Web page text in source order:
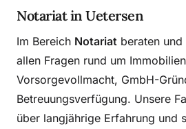
Notariat in Uetersen
Im Bereich Notariat beraten
allen Fragen rund um
Vorsorgevollmacht, GmbH-
Betreuungsverfügung. Unsere
über langjährige Erfahrung und